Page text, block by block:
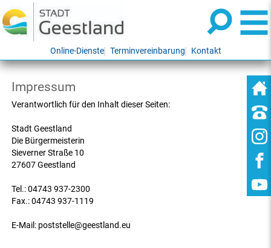
Online-Dienste Terminvereinbarung Kontakt
Impressum
Verantwortlich für den Inhalt dieser Seiten:
Stadt Geestland
Die Bürgermeisterin
Sieverner Straße 10
27607 Geestland
Tel.: 04743 937-2300
Fax.: 04743 937-1119
E-Mail: poststelle@geestland.eu